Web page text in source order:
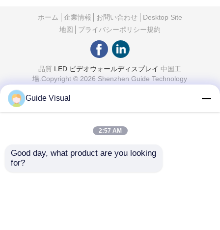
ホーム 企業情報 お問い合わせ
Desktop Site
地図
プライバシーポリシー規約
品質 LED ビデオウォールディスプレイ 中国工
場.Copyright © 2026 Shenzhen Guide Technology
Guide Visual
2:57 AM
Good day, what product are you looking
for?